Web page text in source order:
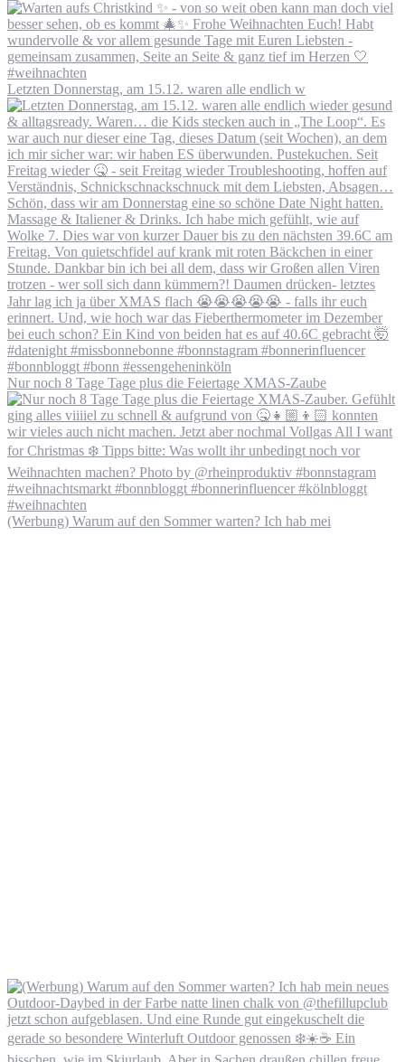
Letzten Donnerstag, am 15.12. waren alle endlich w
Nur noch 8 Tage Tage plus die Feiertage XMAS-Zaube
(Werbung) Warum auf den Sommer warten? Ich hab mei